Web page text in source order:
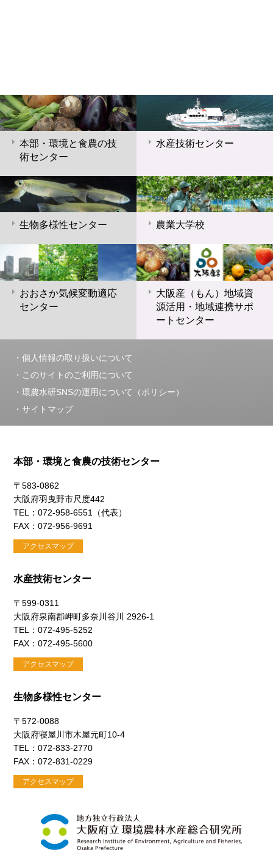
本部・環境と食農の技
術センター
水産技術センター
生物多様性センター 農業大学校
おおさか気候変動適応
センター
大阪産（もん）地域資
源活用・地域連携サポ
ートセンター
個人情報の取り扱いについて
このサイトのご利用について
環農水研SNSの運用について（ポリシー）
サイトマップ
本部・環境と食農の技術センター
〒583-0862
大阪府羽曳野市尺度442
TEL：072-958-6551（代表）
FAX：072-956-9691
アクセスマップ
水産技術センター
〒599-0311
大阪府泉南郡岬町多奈川谷川 2926-1
TEL：072-495-5252
FAX：072-495-5600
アクセスマップ
生物多様性センター
〒572-0088
大阪府寝屋川市木屋元町10-4
TEL：072-833-2770
FAX：072-831-0229
アクセスマップ